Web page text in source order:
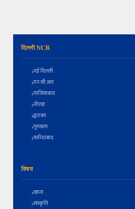
दिल्ली NCR
नई दिल्ली
एन सी आर
गाजियाबाद
नोएडा
द्वारका
गुरुग्राम
फरीदाबाद
विषय
खाना
संस्कृति